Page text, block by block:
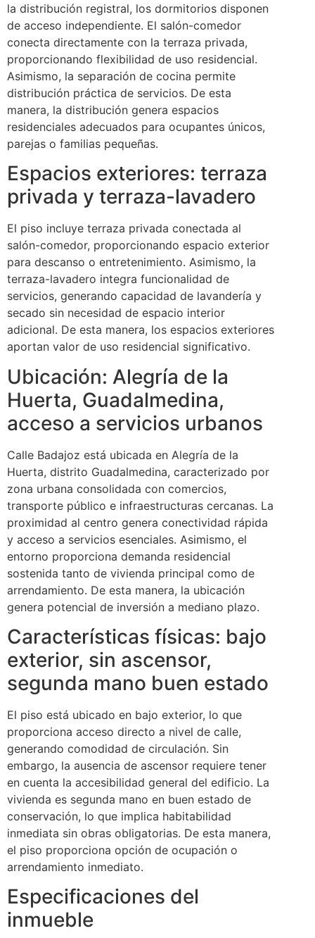
la distribución registral, los dormitorios disponen
de acceso independiente. El salón-comedor
conecta directamente con la terraza privada,
proporcionando flexibilidad de uso residencial.
Asimismo, la separación de cocina permite
distribución práctica de servicios. De esta
manera, la distribución genera espacios
residenciales adecuados para ocupantes únicos,
parejas o familias pequeñas.
Espacios exteriores: terraza
privada y terraza-lavadero
El piso incluye terraza privada conectada al
salón-comedor, proporcionando espacio exterior
para descanso o entretenimiento. Asimismo, la
terraza-lavadero integra funcionalidad de
servicios, generando capacidad de lavandería y
secado sin necesidad de espacio interior
adicional. De esta manera, los espacios exteriores
aportan valor de uso residencial significativo.
Ubicación: Alegría de la
Huerta, Guadalmedina,
acceso a servicios urbanos
Calle Badajoz está ubicada en Alegría de la
Huerta, distrito Guadalmedina, caracterizado por
zona urbana consolidada con comercios,
transporte público e infraestructuras cercanas. La
proximidad al centro genera conectividad rápida
y acceso a servicios esenciales. Asimismo, el
entorno proporciona demanda residencial
sostenida tanto de vivienda principal como de
arrendamiento. De esta manera, la ubicación
genera potencial de inversión a mediano plazo.
Características físicas: bajo
exterior, sin ascensor,
segunda mano buen estado
El piso está ubicado en bajo exterior, lo que
proporciona acceso directo a nivel de calle,
generando comodidad de circulación. Sin
embargo, la ausencia de ascensor requiere tener
en cuenta la accesibilidad general del edificio. La
vivienda es segunda mano en buen estado de
conservación, lo que implica habitabilidad
inmediata sin obras obligatorias. De esta manera,
el piso proporciona opción de ocupación o
arrendamiento inmediato.
Especificaciones del
inmueble